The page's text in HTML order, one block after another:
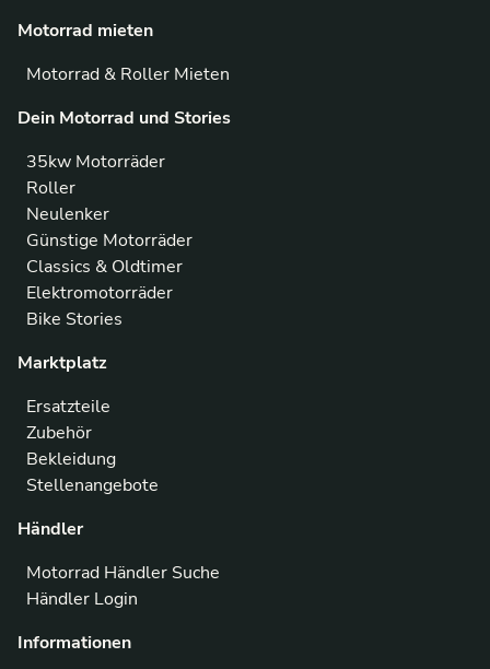
Motorrad mieten
Motorrad & Roller Mieten
Dein Motorrad und Stories
35kw Motorräder
Roller
Neulenker
Günstige Motorräder
Classics & Oldtimer
Elektromotorräder
Bike Stories
Marktplatz
Ersatzteile
Zubehör
Bekleidung
Stellenangebote
Händler
Motorrad Händler Suche
Händler Login
Informationen